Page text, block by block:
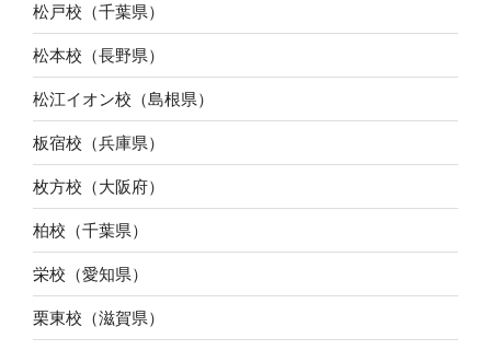
松戸校（千葉県）
松本校（長野県）
松江イオン校（島根県）
板宿校（兵庫県）
枚方校（大阪府）
柏校（千葉県）
栄校（愛知県）
栗東校（滋賀県）